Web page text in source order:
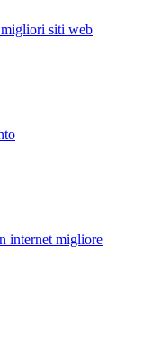
migliori siti web
internet migliore